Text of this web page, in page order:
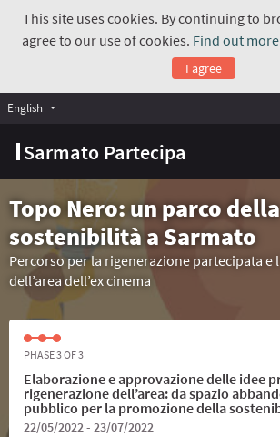
This site uses cookies. By continuing to
agree to our use of cookies. Find out
I agree
Sarmato Partecipa
English Choose language
Topo Nero: un parco della
sostenibilità a Sarmato
Percorso per la rigenerazione partecipata e
dell’area dell’ex cinema
PHASE 3 OF 3
Elaborazione e approvazione delle idee
rigenerazione dell’area: da spazio
pubblico per la promozione della
22/05/2022 - 23/07/2022